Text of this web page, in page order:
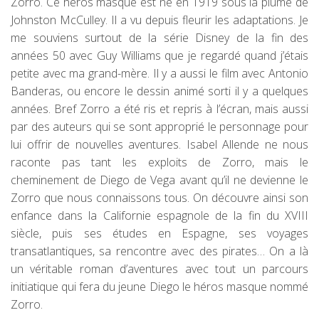
Johnston McCulley. Il a vu depuis fleurir les adaptations. Je
me souviens surtout de la série Disney de la fin des
années 50 avec Guy Williams que je regardé quand j’étais
petite avec ma grand-mère. Il y a aussi le film avec Antonio
Banderas, ou encore le dessin animé sorti il y a quelques
années. Bref Zorro a été ris et repris à l’écran, mais aussi
par des auteurs qui se sont approprié le personnage pour
lui offrir de nouvelles aventures. Isabel Allende ne nous
raconte pas tant les exploits de Zorro, mais le
cheminement de Diego de Vega avant qu’il ne devienne le
Zorro que nous connaissons tous. On découvre ainsi son
enfance dans la Californie espagnole de la fin du XVIII
siècle, puis ses études en Espagne, ses voyages
transatlantiques, sa rencontre avec des pirates… On a là
un véritable roman d’aventures avec tout un parcours
initiatique qui fera du jeune Diego le héros masque nommé
Zorro.